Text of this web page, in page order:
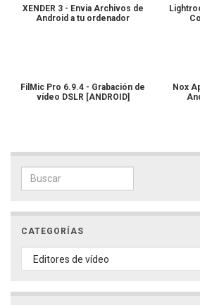
XENDER 3 - Envia Archivos de
Android a tu ordenador
FilMic Pro 6.9.4 - Grabación de
vídeo DSLR [ANDROID]
Nox
Search for:
CATEGORÍAS
CATEGORÍAS